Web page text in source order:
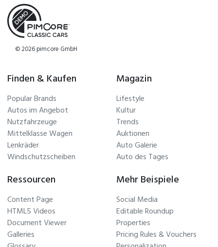
© 2026 pimcore GmbH
Finden & Kaufen
Popular Brands
Autos im Angebot
Nutzfahrzeuge
Mittelklasse Wagen
Lenkräder
Windschutzscheiben
Magazin
Lifestyle
Kultur
Trends
Auktionen
Auto Galerie
Auto des Tages
Ressourcen
Content Page
HTML5 Videos
Document Viewer
Galleries
Mehr Beispiele
Social Media
Editable Roundup
Properties
Pricing Rules & Vouchers